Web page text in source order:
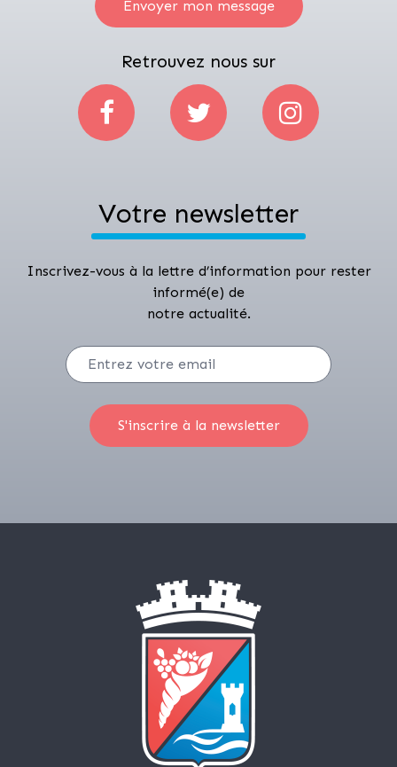
Envoyer mon message
Retrouvez nous sur
Votre newsletter
Inscrivez-vous à la lettre d’information pour rester
informé(e) de
notre actualité.